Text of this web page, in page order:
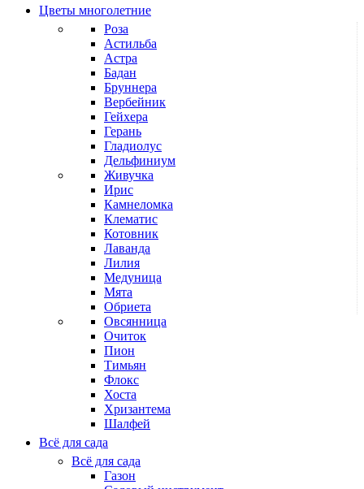
Цветы многолетние
Роза
Астильба
Астра
Бадан
Бруннера
Вербейник
Гейхера
Герань
Гладиолус
Дельфиниум
Живучка
Ирис
Камнеломка
Клематис
Котовник
Лаванда
Лилия
Медуница
Мята
Обриета
Овсянница
Очиток
Пион
Тимьян
Флокс
Хоста
Хризантема
Шалфей
Всё для сада
Всё для сада
Газон